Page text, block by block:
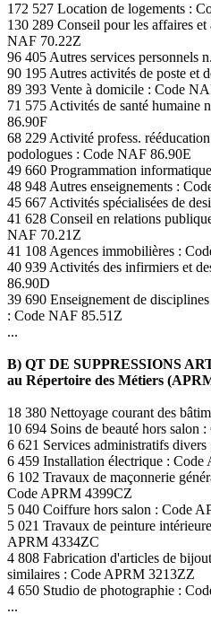
172 527 Location de logements :
130 289 Conseil pour les affaires
NAF 70.22Z
96 405 Autres services personnels
90 195 Autres activités de poste et
89 393 Vente à domicile : Code
71 575 Activités de santé humaine
86.90F
68 229 Activité profess.
podologues : Code NAF 86.90E
49 660 Programmation
48 948 Autres enseignements :
45 667 Activités spécialisées de
41 628 Conseil en relations
NAF 70.21Z
41 108 Agences immobilières :
40 939 Activités des infirmiers et
86.90D
39 690 Enseignement de
: Code NAF 85.51Z
...
B) QT DE SUPPRESSIONS
au Répertoire des Métiers
18 380 Nettoyage courant des
10 694 Soins de beauté hors salon
6 621 Services administratifs
6 459 Installation électrique :
6 102 Travaux de maçonnerie
Code APRM 4399CZ
5 040 Coiffure hors salon : Code
5 021 Travaux de peinture
APRM 4334ZC
4 808 Fabrication d'articles de
similaires : Code APRM 3213ZZ
4 650 Studio de photographie :
...